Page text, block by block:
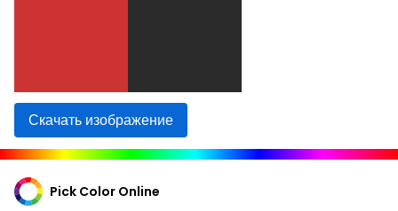
Скачать изображение
Pick Color Online